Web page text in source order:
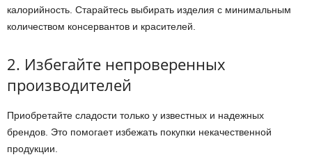
калорийность. Старайтесь выбирать изделия с минимальным
количеством консервантов и красителей.
2. Избегайте непроверенных
производителей
Приобретайте сладости только у известных и надежных
брендов. Это помогает избежать покупки некачественной
продукции.